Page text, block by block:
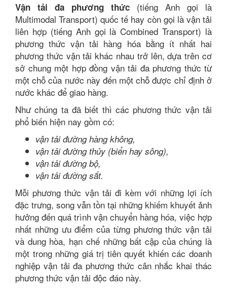
Vận tải đa phương thức (tiếng Anh gọi là
Multimodal Transport) quốc tế hay còn gọi là vận tải
liên hợp (tiếng Anh gọi là Combined Transport) là
phương thức vận tải hàng hóa bằng ít nhất hai
phương thức vận tải khác nhau trở lên, dựa trên cơ
sở chung một hợp đồng vận tải đa phương thức từ
một chỗ của nước này đến một chỗ được chỉ định ở
nước khác để giao hàng.
Như chúng ta đã biết thì các phương thức vận tải
phổ biến hiện nay gồm có:
vận tải đường hàng không,
vận tải đường thủy (biển hay sông),
vận tải đường bộ,
vận tải đường sắt.
Mỗi phương thức vận tải đi kèm với những lợi ích
đặc trưng, song vẫn tồn tại những khiếm khuyết ảnh
hưởng đến quá trình vận chuyển hàng hóa, việc hợp
nhất những ưu điểm của từng phương thức vận tải
và dung hòa, hạn chế những bất cập của chúng là
một trong những giá trị tiên quyết khiến các doanh
nghiệp vận tải đa phương thức cân nhắc khai thác
phương thức vận tải độc đáo này.